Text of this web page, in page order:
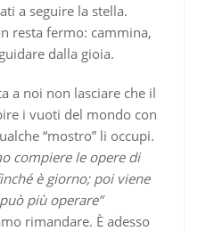
a seguire la stella.
resta fermo: cammina,
dalla gioia.
a noi non lasciare che il
i vuoti del mondo con
“mostro” li occupi.
compiere le opere di
è giorno; poi viene
più operare”
rimandare. È adesso